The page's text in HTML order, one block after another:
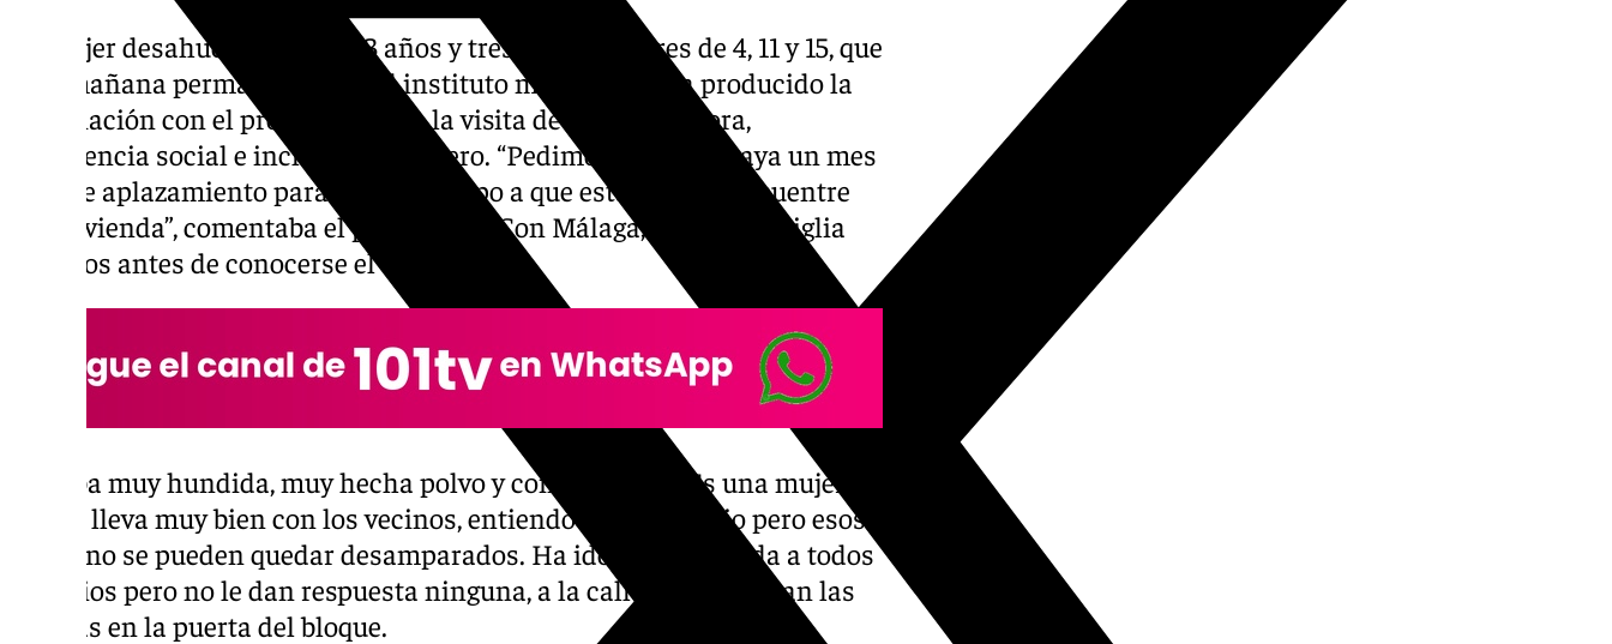
La mujer desahuciada tiene 43 años y tres hijos menores de 4, 11 y 15, que
esta mañana permanecían en el instituto mientras se ha producido la
negociación con el propietario con la visita de la procuradora,
emergencia social e incluso el cerrajero. “Pedimos solo que haya un mes
más de aplazamiento para que dé tiempo a que esta familia encuentre
una vivienda”, comentaba el portavoz de Con Málaga, Nicolás Sguiglia
minutos antes de conocerse el veredicto.
“Estaba muy hundida, muy hecha polvo y con tres hijos. Es una mujer
que se lleva muy bien con los vecinos, entiendo al propietario pero esos
niños no se pueden quedar desamparados. Ha ido a pedir ayuda a todos
los sitios pero no le dan respuesta ninguna, a la calle”, comentaban las
vecinas en la puerta del bloque.